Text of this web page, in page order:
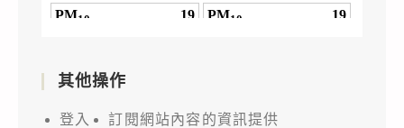
其他操作
登入
訂閱網站內容的資訊提供